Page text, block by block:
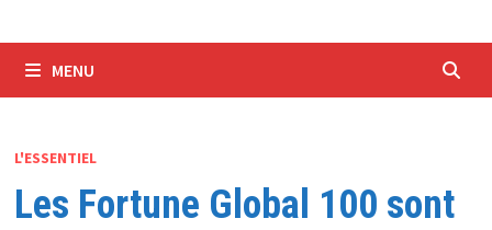
MENU
L'ESSENTIEL
Les Fortune Global 100 sont